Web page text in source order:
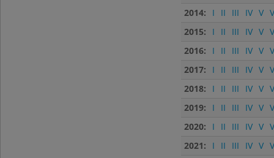
2014:
I II III IV V
2015:
I II III IV V
2016:
I II III IV V
2017:
I II III IV V
2018:
I II III IV V
2019:
I II III IV V
2020:
I II III IV V
2021:
I II III IV V